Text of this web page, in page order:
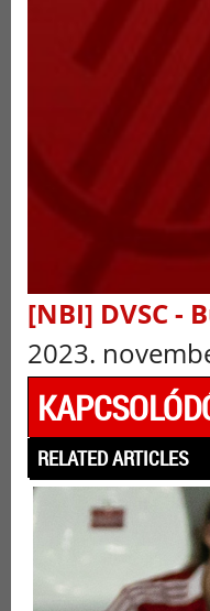
[NBI] DVSC -
2023.
RELATED ARTICLES